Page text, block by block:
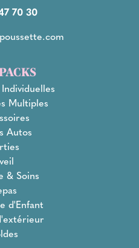
70 30
Multiples
Autos
& Soins
d'Enfant